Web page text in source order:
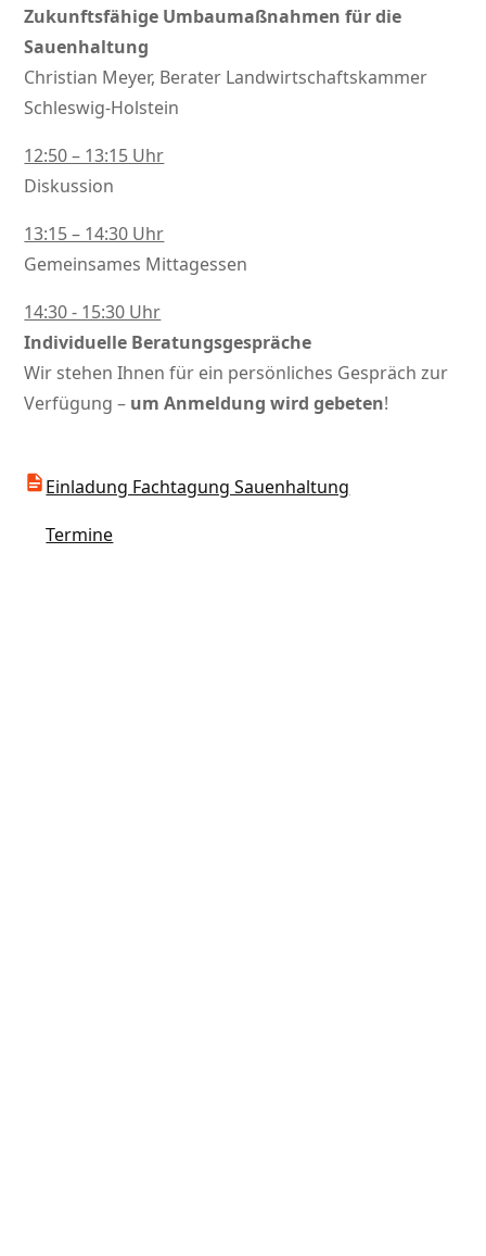
Zukunftsfähige Umbaumaßnahmen für die
Sauenhaltung
Christian Meyer, Berater Landwirtschaftskammer
Schleswig-Holstein
12:50 – 13:15 Uhr
Diskussion
13:15 – 14:30 Uhr
Gemeinsames Mittagessen
14:30 - 15:30 Uhr
Individuelle Beratungsgespräche
Wir stehen Ihnen für ein persönliches Gespräch zur
Verfügung – um Anmeldung wird gebeten!
Einladung Fachtagung Sauenhaltung
Termine